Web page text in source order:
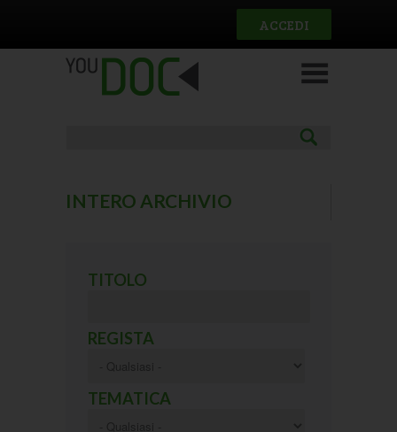
ACCEDI
INTERO ARCHIVIO
TITOLO
REGISTA
TEMATICA